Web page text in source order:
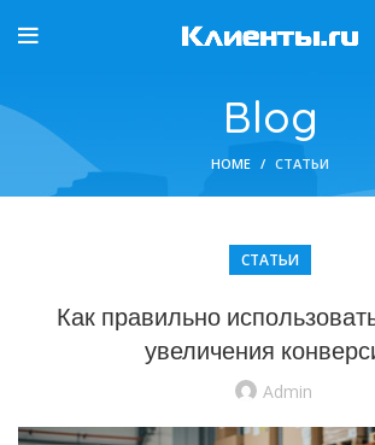
Blog
HOME СТАТЬИ
СТАТЬИ
Как правильно
увеличения
Admin